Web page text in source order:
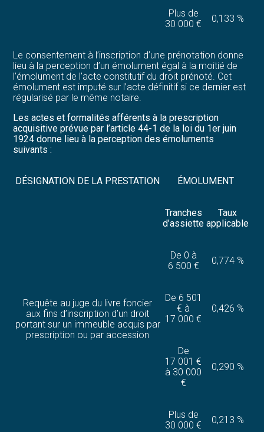
Plus de
30 000 €
0,133 %
Le consentement à l’inscription d’une prénotation donne
lieu à la perception d’un émolument égal à la moitié de
l’émolument de l’acte constitutif du droit prénoté. Cet
émolument est imputé sur l’acte définitif si ce dernier est
régularisé par le même notaire.
Les actes et formalités afférents à la prescription
acquisitive prévue par l’article 44-1 de la loi du 1er juin
1924 donne lieu à la perception des émoluments
suivants :
DÉSIGNATION DE LA PRESTATION ÉMOLUMENT
Requête au juge du livre foncier
aux fins d’inscription d’un droit
portant sur un immeuble acquis par
prescription ou par accession
Tranches
d’assiette
Taux
applicable
De 0 à
6 500 €
0,774 %
De 6 501
€ à
17 000 €
0,426 %
De
17 001 €
à 30 000
€
0,290 %
Plus de
30 000 €
0,213 %